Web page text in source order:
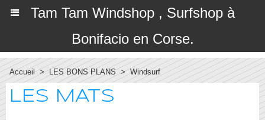
Tam Tam Windshop , Surfshop à
Bonifacio en Corse.
Accueil > LES BONS PLANS> Windsurf
LES MATS